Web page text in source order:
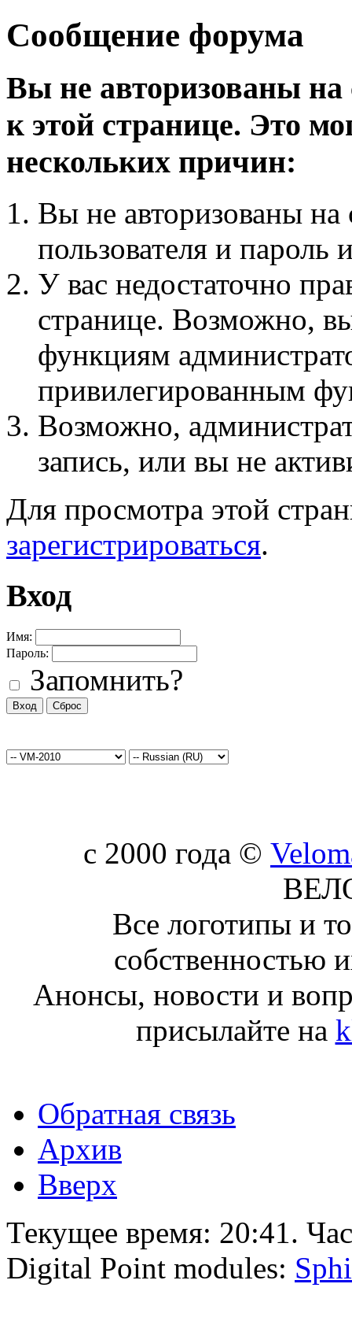
Сообщение форума
Вы не авторизованы на
к этой странице. Это
нескольких причин:
Вы не авторизованы на
пользователя и пароль
У вас недостаточно
странице. Возможно,
функциям
привилегированным
Возможно,
запись, или вы не
Для просмотра этой
зарегистрироваться.
Вход
Имя:
Пароль:
Запомнить?
c 2000 года ©
Все логотипы и
собственностью
Анонсы, новости и
присылайте на
Обратная связь
Архив
Вверх
Текущее время: 20:41 .
Digital Point modules: